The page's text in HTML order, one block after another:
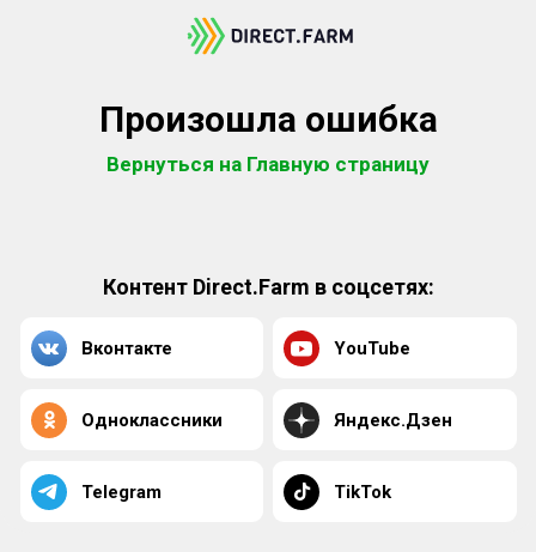
Произошла ошибка
Вернуться на Главную страницу
Контент Direct.Farm в соцсетях:
Вконтакте YouTube
Одноклассники Яндекс.Дзен
Telegram TikTok